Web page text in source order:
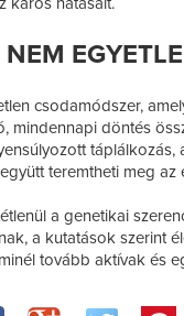
csodamódszer,
mindennapi döntés
táplálkozás,
teremtheti meg
a genetikai
a kutatások szerint
tovább aktívak és